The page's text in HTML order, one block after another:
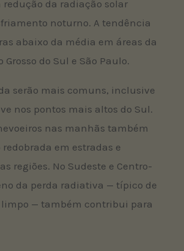
redução da radiação solar
noturno. A tendência
abaixo da média em áreas da
Grosso do Sul e São Paulo.
serão mais comuns, inclusive
nos pontos mais altos do Sul.
nas manhãs também
em estradas e
regiões. No Sudeste e Centro-
da perda radiativa — típico de
limpo — também contribui para